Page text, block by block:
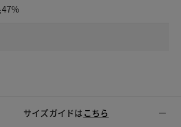
サイズガイドは こちら